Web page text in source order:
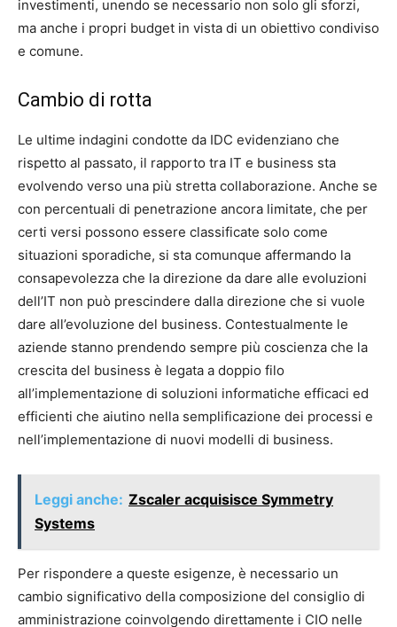
investimenti, unendo se necessario non solo gli sforzi,
ma anche i propri budget in vista di un obiettivo condiviso
e comune.
Cambio di rotta
Le ultime indagini condotte da IDC evidenziano che
rispetto al passato, il rapporto tra IT e business sta
evolvendo verso una più stretta collaborazione. Anche se
con percentuali di penetrazione ancora limitate, che per
certi versi possono essere classificate solo come
situazioni sporadiche, si sta comunque affermando la
consapevolezza che la direzione da dare alle evoluzioni
dell’IT non può prescindere dalla direzione che si vuole
dare all’evoluzione del business. Contestualmente le
aziende stanno prendendo sempre più coscienza che la
crescita del business è legata a doppio filo
all’implementazione di soluzioni informatiche efficaci ed
efficienti che aiutino nella semplificazione dei processi e
nell’implementazione di nuovi modelli di business.
Leggi anche: Zscaler acquisisce Symmetry
Systems
Per rispondere a queste esigenze, è necessario un
cambio significativo della composizione del consiglio di
amministrazione coinvolgendo direttamente i CIO nelle